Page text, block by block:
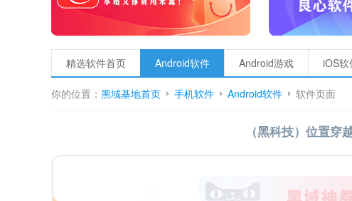
精选软件首页 Android软件 Android游戏 iOS软
你的位置： 黑域基地首页 手机软件 Android软件 软件页面
（黑科技）位置穿